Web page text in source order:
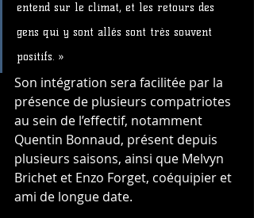
entend sur le climat, et les retours des
gens qui y sont allés sont très souvent
positifs. »
Son intégration sera facilitée par la
présence de plusieurs compatriotes
au sein de l’effectif, notamment
Quentin Bonnaud, présent depuis
plusieurs saisons, ainsi que Melvyn
Brichet et Enzo Forget, coéquipier et
ami de longue date.